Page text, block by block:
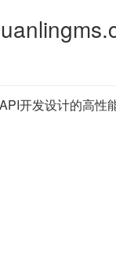
开发设计的高性